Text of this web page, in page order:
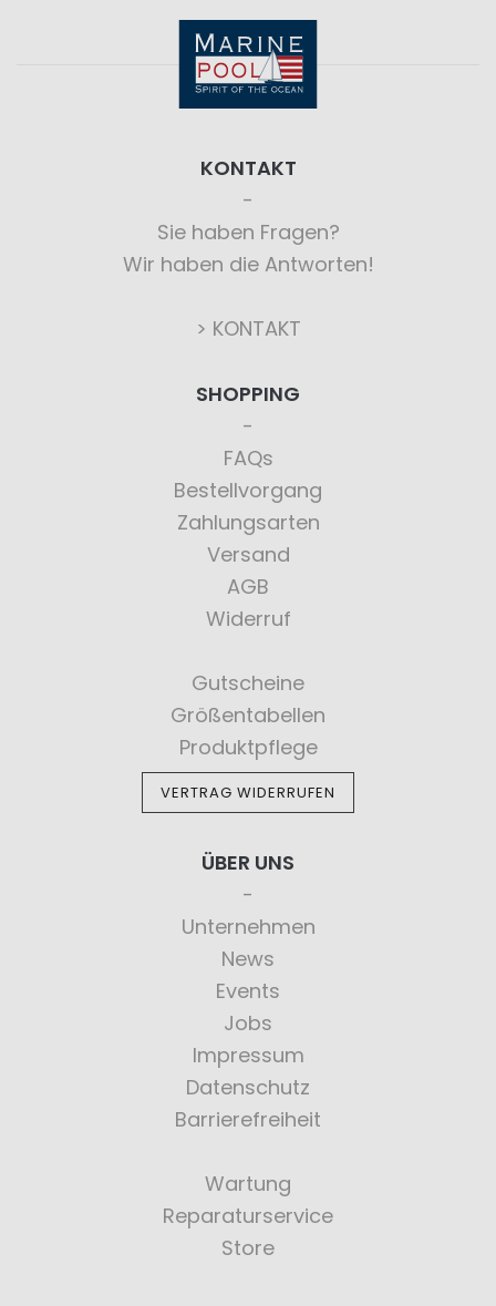
KONTAKT
Sie haben Fragen?
Wir haben die Antworten!
> KONTAKT
SHOPPING
FAQs
Bestellvorgang
Zahlungsarten
Versand
AGB
Widerruf
Gutscheine
Größentabellen
Produktpflege
VERTRAG WIDERRUFEN
ÜBER UNS
Unternehmen
News
Events
Jobs
Impressum
Datenschutz
Barrierefreiheit
Wartung
Reparaturservice
Store